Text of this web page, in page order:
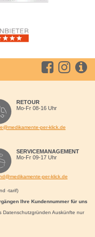
RETOUR
Mo-Fr 08-16 Uhr
per-klick.de
SERVICEMANAGEMENT
Mo-Fr 09-17 Uhr
per-klick.de
-tarif)
Ihre Kundennummer für uns
Datenschutzgründen Auskünfte nur